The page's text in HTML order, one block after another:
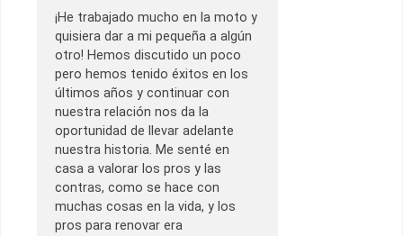
¡He trabajado mucho en la moto y
quisiera dar a mi pequeña a algún
otro! Hemos discutido un poco
pero hemos tenido éxitos en los
últimos años y continuar con
nuestra relación nos da la
oportunidad de llevar adelante
nuestra historia. Me senté en
casa a valorar los pros y las
contras, como se hace con
muchas cosas en la vida, y los
pros para renovar era